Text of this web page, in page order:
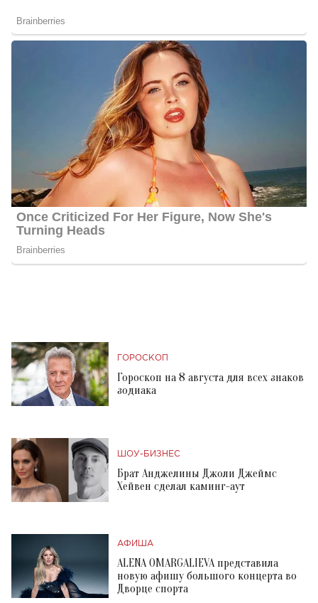
ГОРОСКОП
Гороскоп на 8 августа для всех знаков
зодиака
ШОУ-БИЗНЕС
Брат Анджелины Джоли Джеймс
Хейвен сделал каминг-аут
АФИША
ALENA OMARGALIEVA представила
новую афишу большого концерта во
Дворце спорта